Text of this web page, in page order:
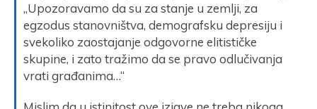
„Upozoravamo da su za stanje u zemlji, za
egzodus stanovništva, demografsku depresiju i
svekoliko zaostajanje odgovorne elitističke
skupine, i zato tražimo da se pravo odlučivanja
vrati građanima…“